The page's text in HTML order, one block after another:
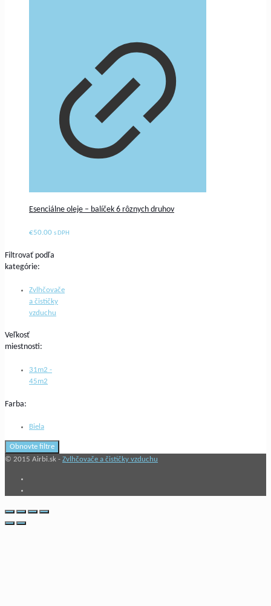
Esenciálne oleje – balíček 6 rôznych druhov
€50.00 s DPH
Filtrovať podľa
kategórie:
Zvlhčovače
a čističky
vzduchu
Veľkosť
miestnosti:
31m2 -
45m2
Farba:
Biela
Obnovte filtre
© 2015 Airbi.sk - Zvlhčovače a čističky vzduchu